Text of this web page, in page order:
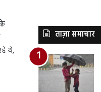
थे,
ताज़ा समाचार